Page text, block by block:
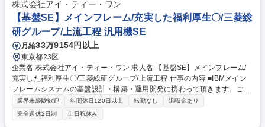
株式会社アイ・ティー・ワン
【基盤SE】メインフレーム/充実した福利厚生〇/三菱総
研グループ/上流工程 汎用機SE
月給33万9154円以上
東京都23区
企業名 株式会社アイ・ティー・ワン 求人名 【基盤SE】メインフレーム/
充実した福利厚生〇/三菱総研グループ/上流工程 仕事の内容 ■IBMメイン
フレームシステムの基盤設計・構築・運用開発に携わって頂きます。ご経
験が浅い方でも充実した育成制度によりサポートいたします。 ・システム
基盤/運用機能の提案・要件定義・設計/実装 ・システム共通機能/制御機能
の要件定義・設計/実装 ・システム基盤・共通機能/制御機能の運用/保守、
業界未経験歓迎 年間休日120日以上 転勤なし
退職金あり
完全週休2日制
土日祝休み